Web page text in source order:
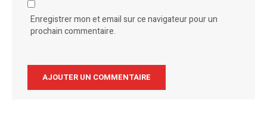
Enregistrer mon et email sur ce navigateur pour un
prochain commentaire.